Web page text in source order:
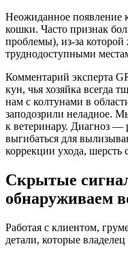
Неожиданное появление
кошки. Часто признак
проблемы), из-за которой
труднодоступными
Комментарий эксперта
кун, чья хозяйка всегда
нам с колтунами в
заподозрили неладное.
к ветеринару. Диагноз
выгибаться для
коррекции ухода,
Скрытые
обнаруживаем
Работая с клиентом,
детали, которые